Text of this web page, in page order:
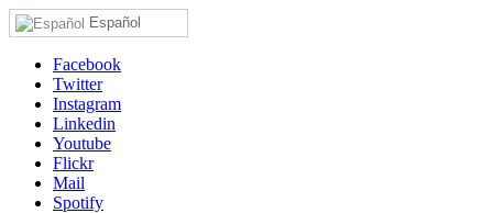
Español
Facebook
Twitter
Instagram
Linkedin
Youtube
Flickr
Mail
Spotify